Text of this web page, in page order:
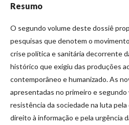
Resumo
O segundo volume deste dossiê
pesquisas que denotem o
crise política e sanitária decorrente
histórico que exigiu das produções
contemporâneo e humanizado. As
apresentadas no primeiro e
resistência da sociedade na luta pela
direito à informação e pela urgência